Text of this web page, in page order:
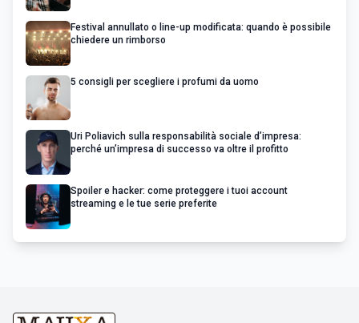
Festival annullato o line-up modificata: quando è possibile
chiedere un rimborso
5 consigli per scegliere i profumi da uomo
Uri Poliavich sulla responsabilità sociale d’impresa:
perché un’impresa di successo va oltre il profitto
Spoiler e hacker: come proteggere i tuoi account
streaming e le tue serie preferite